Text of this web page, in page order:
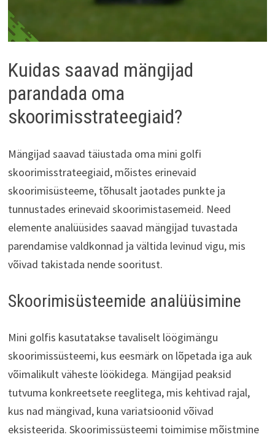
Kuidas saavad mängijad
parandada oma
skoorimisstrateegiaid?
Mängijad saavad täiustada oma mini golfi
skoorimisstrateegiaid, mõistes erinevaid
skoorimisüsteeme, tõhusalt jaotades punkte ja
tunnustades erinevaid skoorimistasemeid. Need
elemente analüüsides saavad mängijad tuvastada
parendamise valdkonnad ja vältida levinud vigu, mis
võivad takistada nende sooritust.
Skoorimisüsteemide analüüsimine
Mini golfis kasutatakse tavaliselt löögimängu
skoorimissüsteemi, kus eesmärk on lõpetada iga auk
võimalikult väheste löökidega. Mängijad peaksid
tutvuma konkreetsete reeglitega, mis kehtivad rajal,
kus nad mängivad, kuna variatsioonid võivad
eksisteerida. Skoorimissüsteemi toimimise mõistmine